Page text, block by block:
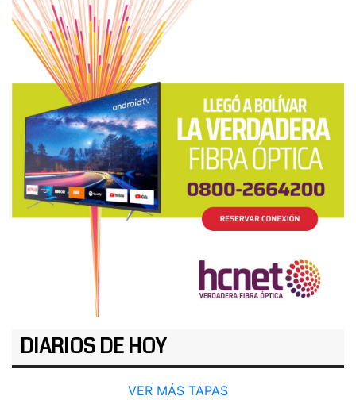
DIARIOS DE HOY
VER MÁS TAPAS